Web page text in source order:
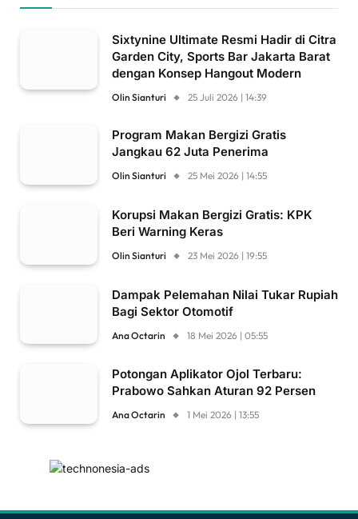
Sixtynine Ultimate Resmi Hadir di Citra
Garden City, Sports Bar Jakarta Barat
dengan Konsep Hangout Modern
Olin Sianturi 25 Juli 2026 | 14:39
Program Makan Bergizi Gratis
Jangkau 62 Juta Penerima
Olin Sianturi 25 Mei 2026 | 14:55
Korupsi Makan Bergizi Gratis: KPK
Beri Warning Keras
Olin Sianturi 23 Mei 2026 | 19:55
Dampak Pelemahan Nilai Tukar Rupiah
Bagi Sektor Otomotif
Ana Octarin 18 Mei 2026 | 05:55
Potongan Aplikator Ojol Terbaru:
Prabowo Sahkan Aturan 92 Persen
Ana Octarin 1 Mei 2026 | 13:55